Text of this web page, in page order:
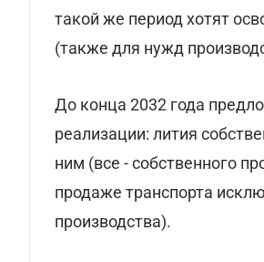
такой же период хотят
(также для нужд
До конца 2032 года
реализации: лития
ним (все - собственного
продаже транспорта
производства).